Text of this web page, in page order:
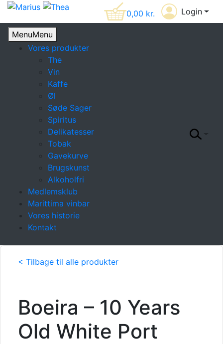
0,00 kr. Login
MenuMenu
Vores produkter
The
Vin
Kaffe
Øl
Søde Sager
Spiritus
Delikatesser
Tobak
Gavekurve
Brugskunst
Alkoholfri
Medlemsklub
Marittima vinbar
Vores historie
Kontakt
< Tilbage til alle produkter
Boeira – 10 Years
Old White Port